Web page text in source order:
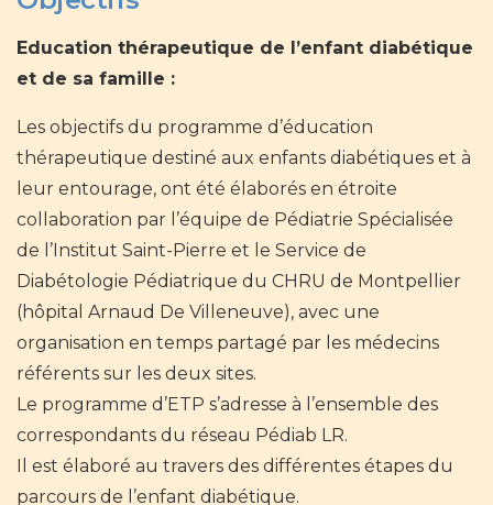
Education thérapeutique de l’enfant diabétique
et de sa famille :
Les objectifs du programme d’éducation
thérapeutique destiné aux enfants diabétiques et à
leur entourage, ont été élaborés en étroite
collaboration par l’équipe de Pédiatrie Spécialisée
de l’Institut Saint-Pierre et le Service de
Diabétologie Pédiatrique du CHRU de Montpellier
(hôpital Arnaud De Villeneuve), avec une
organisation en temps partagé par les médecins
référents sur les deux sites.
Le programme d’ETP s’adresse à l’ensemble des
correspondants du réseau Pédiab LR.
Il est élaboré au travers des différentes étapes du
parcours de l’enfant diabétique.